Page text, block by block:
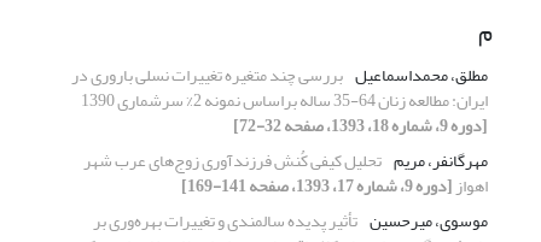
م
مطلق، محمداسماعیل بررسی چند متغیره تغییرات نسلی باروری در
ایران: مطالعه زنان 64-35 ساله براساس نمونه 2% سرشماری 1390
[دوره 9، شماره 18، 1393، صفحه 32-72]
مهرگانفر، مریم تحلیل کیفی کُنش فرزندآوری زوج‌های عرب شهر
اهواز[دوره 9، شماره 17، 1393، صفحه 141-169]
موسوی، میرحسین تأثیر پدیده سالمندی و تغییرات بهره‌وری بر